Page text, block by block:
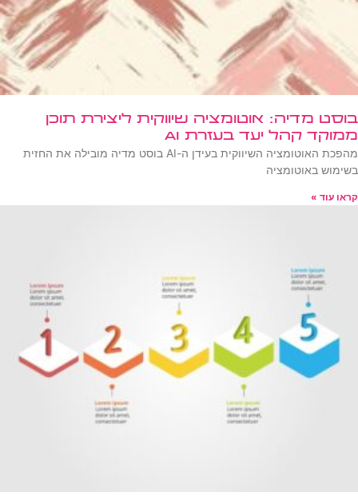
בוסט מדיה: אוטומציה שיווקית ליצירת תוכן
ממוקד קהל יעד בעזרת AI
מהפכת האוטומציה השיווקית בעידן ה-AI בוסט מדיה מובילה את החזית
בשימוש באוטומציה
קראו עוד »